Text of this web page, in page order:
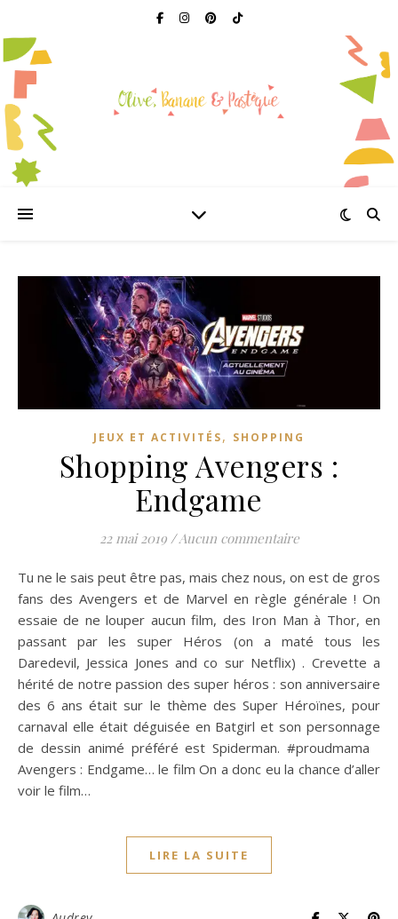
JEUX ET ACTIVITÉS, SHOPPING
Shopping Avengers :
Endgame
22 mai 2019 /Aucun commentaire
Tu ne le sais peut être pas, mais chez nous, on est de gros
fans des Avengers et de Marvel en règle générale ! On
essaie de ne louper aucun film, des Iron Man à Thor, en
passant par les super Héros (on a maté tous les
Daredevil, Jessica Jones and co sur Netflix) . Crevette a
hérité de notre passion des super héros : son anniversaire
des 6 ans était sur le thème des Super Héroïnes, pour
carnaval elle était déguisée en Batgirl et son personnage
de dessin animé préféré est Spiderman. #proudmama
Avengers : Endgame… le film On a donc eu la chance d’aller
voir le film…
LIRE LA SUITE